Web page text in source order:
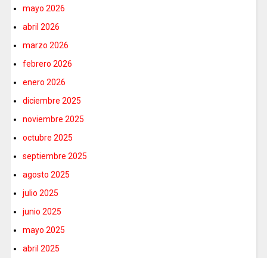
mayo 2026
abril 2026
marzo 2026
febrero 2026
enero 2026
diciembre 2025
noviembre 2025
octubre 2025
septiembre 2025
agosto 2025
julio 2025
junio 2025
mayo 2025
abril 2025